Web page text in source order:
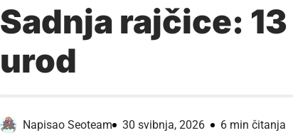
Sadnja rajčice:
urod
Napisao Seoteam 30 svibnja, 2026 6 min čitanja